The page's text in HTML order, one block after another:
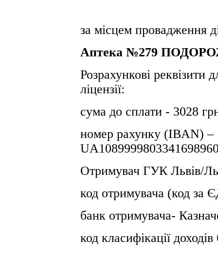
за місцем провадження
Аптека №279
Розрахункові реквізити
ліцензії:
сума до сплати - 3028
номер рахунку (IBAN) –
Отримувач ГУК Львiв/
код отримувача (код
банк отримувача-
код класифікації